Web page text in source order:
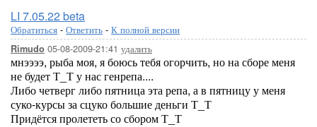
LI 7.05.22 beta
Обратиться - Ответить - К полной версии
Rimudo 05-08-2009-21:41 удалить
мнээээ, рыба моя, я боюсь тебя огорчить, но на сборе меня
не будет Т_Т у нас генрепа....
Либо четверг либо пятница эта репа, а в пятницу у меня
суко-курсы за сцуко большие деньги Т_Т
Придётся пролететь со сбором Т_Т